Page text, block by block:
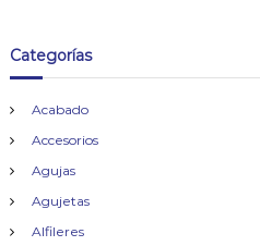
Categorías
Acabado
Accesorios
Agujas
Agujetas
Alfileres